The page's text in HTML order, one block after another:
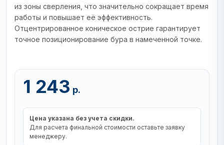
из зоны сверления, что значительно сокращает время
работы и повышает её эффективность.
Отцентрированное коническое острие гарантирует
точное позиционирование бура в намеченной точке.
1 243 р.
Цена указана без учета скидки.
Для расчета финальной стоимости оставьте заявку
менеджеру.